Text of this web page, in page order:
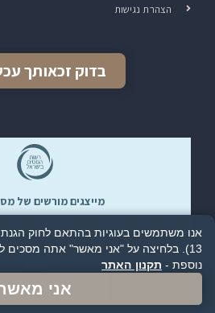
בדיקת זכאות להחזר
הצהרת נגישות
בדוק זכאותך
מייצגים מורשים של
אנו משתמשים בעוגיות בהתאם לחוק הגנת
13). בלחיצה על "אני מאשר" אתה מסכים לשימוש בעוגיות.
נוספת - תקנון האתר
אני